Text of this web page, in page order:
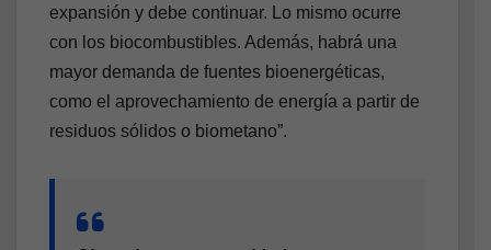
expansión y debe continuar. Lo mismo ocurre
con los biocombustibles. Además, habrá una
mayor demanda de fuentes bioenergéticas,
como el aprovechamiento de energía a partir de
residuos sólidos o biometano”.